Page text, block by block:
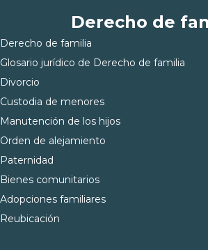
Derecho de
Derecho de familia
Glosario jurídico de Derecho de familia
Divorcio
Custodia de menores
Manutención de los hijos
Orden de alejamiento
Paternidad
Bienes comunitarios
Adopciones familiares
Reubicación